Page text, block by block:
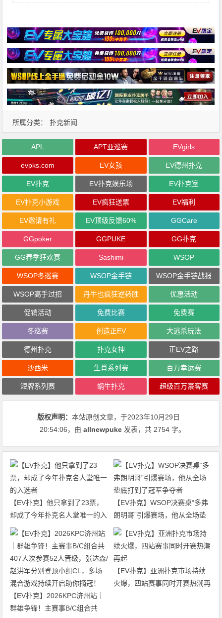
所属分类： 扑克新闻
APL APT亚巡赛 EVgirls
evpks.com EV女孩 EV德州扑克
EV扑克 EV扑克娱乐场 EV扑克室
EV扑克小游戏 EV疯狂送票 EV福利
EV邀请有礼 EV顶级反馈60% GGCare
GGpoker GGPUKE GG扑克
GG春季狂欢赛 Sashimi WSOP
WSOP冬巡赛 WSOP金手链 WSOP金手链战报
WSOP高手过招 丹牛也疯狂逆转胜 优惠活动
促销活动 免费比赛 免费赛
冬巡赛 创造正EV 大逃杀玩法
德州扑克 扑克女神 正EV之路
沙西米 生肖系列赛 百万幸运赛
短牌系列赛 蜗牛扑克 超级百万豪客赛
版权声明：本站原创文章，于2023年10月29日
20:54:06，由allnewpuke 发表，共 2754 字。
【EV扑克】他只拿到了23票，
却成了今年扑克名人堂唯一的入
选者
【EV扑克】WSOP决赛桌“多弗
朗明哥”引爆赛场，他从全场垫
底打到了冠军争夺者
【EV扑克】2026KPC济州站｜
群雄争锋！主赛事B/C组合共
【EV扑克】亚洲扑克市场持续
火爆，四站赛事同时开赛热潮再